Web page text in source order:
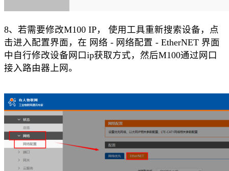
8、 若需要修改M100 IP， 使用工具重新搜索设备，点
击进入配置界面，在 网络 - 网络配置 - EtherNET 界面
中自行修改设备网口ip获取方式 ，然后M100通过网口
接入路由器上网。